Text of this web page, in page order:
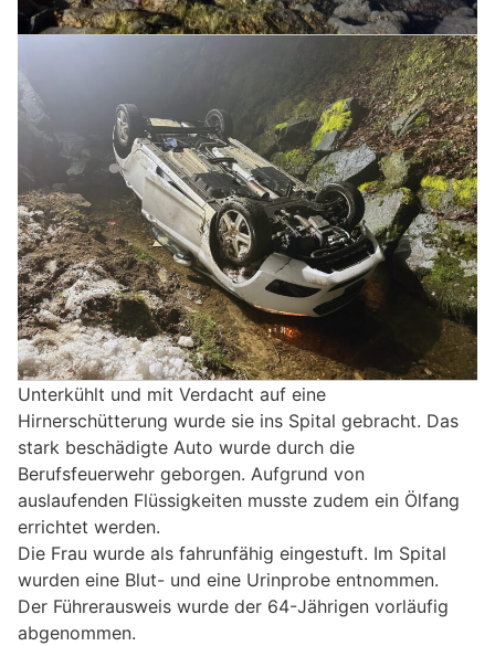
Unterkühlt und mit Verdacht auf eine
Hirnerschütterung wurde sie ins Spital gebracht. Das
stark beschädigte Auto wurde durch die
Berufsfeuerwehr geborgen. Aufgrund von
auslaufenden Flüssigkeiten musste zudem ein Ölfang
errichtet werden.
Die Frau wurde als fahrunfähig eingestuft. Im Spital
wurden eine Blut- und eine Urinprobe entnommen.
Der Führerausweis wurde der 64-Jährigen vorläufig
abgenommen.